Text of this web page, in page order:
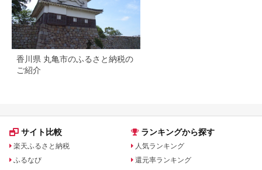
香川県 丸亀市のふるさと納税の
ご紹介
サイト比較
楽天ふるさと納税
ふるなび
ランキングから探す
人気ランキング
還元率ランキング